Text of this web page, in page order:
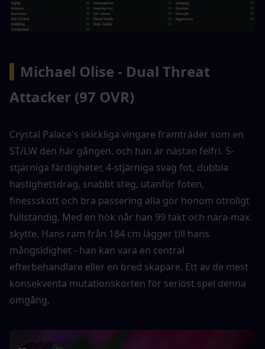
Michael Olise - Dual Threat
Attacker (97 OVR)
Crystal Palace's skickliga vingare framträder som en
ST/LW den här gången, och han är nästan felfri. 5-
stjärniga färdigheter, 4-stjärniga svag fot, dubbla
hastighetsdrag, snabbt steg, utanför foten,
finessskott och bra passering alla gör honom otroligt
fullständig. Med en hök når han 99 takt och nära-max
skytte. Hans ram från 184 cm lägger till hans
mångsidighet - han kan vara en central
efterbehandlare eller en bred skapare. Ett av de mest
konsekventa mutationskorten för seriöst spel denna
omgång.